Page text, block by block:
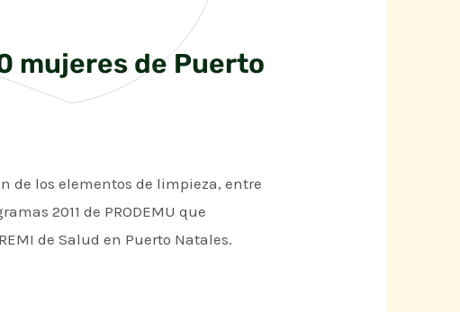
mujeres de Puerto
de los elementos de limpieza, entre
2011 de PRODEMU que
de Salud en Puerto Natales.